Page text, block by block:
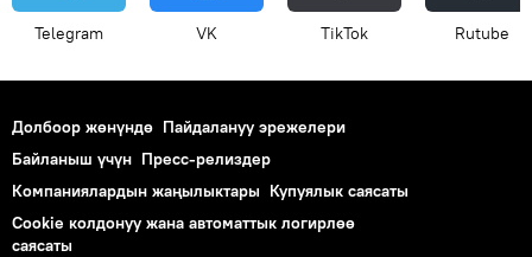
Telegram VK ТikТоk Rutube
Долбоор жөнүндө Пайдалануу эрежелери
Байланыш үчүн Пресс-релиздер
Компаниялардын жаңылыктары Купуялык саясаты
Cookie колдонуу жана автоматтык логирлөө
саясаты